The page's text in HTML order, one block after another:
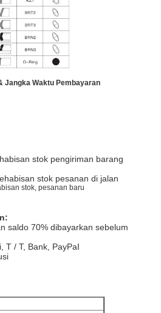
Jangka Waktu Pembayaran
stok pengiriman barang
stok pesanan di jalan
stok, pesanan baru
saldo 70% dibayarkan sebelum
T / T, Bank, PayPaI